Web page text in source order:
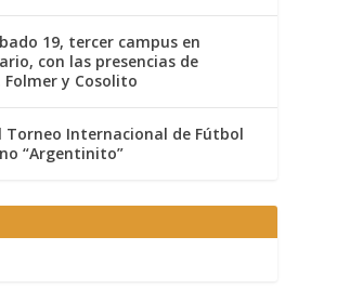
19, tercer campus en
con las presencias de
Folmer y Cosolito
Torneo Internacional de Fútbol
“Argentinito”